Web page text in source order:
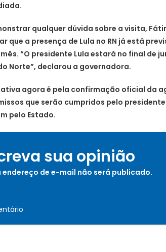
qualquer dúvida sobre a visita,
que a presença de Lula no RN já está
“O presidente Lula estará no final de
Norte”, declarou a governadora.
agora é pela confirmação oficial da
que serão cumpridos pelo
pelo Estado.
sua opinião
endereço de e-mail não será publicado.